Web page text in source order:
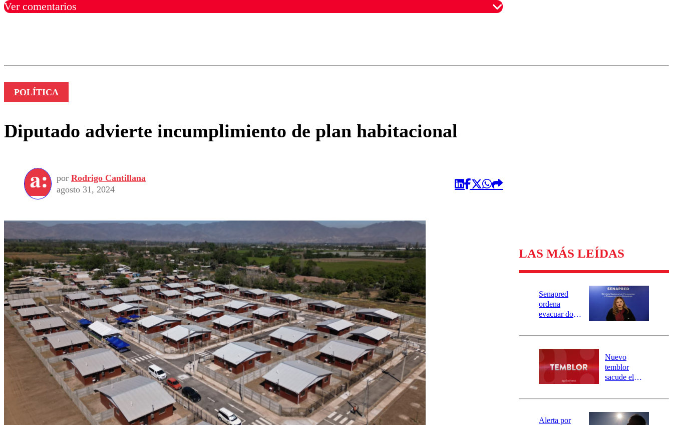
Ver comentarios
POLÍTICA
Diputado advierte incumplimiento de plan habitacional
por Rodrigo Cantillana
agosto 31, 2024
LAS MÁS LEÍDAS
Senapred
ordena
evacuar dos
Carahue por
río Damas:
activa
mensajería
SAE
Nuevo
temblor
sacude el
revisa la
epicentro
Alerta por